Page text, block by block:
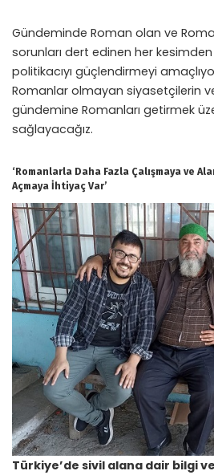
Gündeminde Roman olan ve
sorunları dert edinen her
politikacıyı güçlendirmeyi
Romanlar olmayan siyasetçilerin
gündemine Romanları getirmek
sağlayacağız.
‘Romanlarla Daha Fazla Çalışmaya ve
Açmaya İhtiyaç Var’
Türkiye’de sivil alana dair bilgi